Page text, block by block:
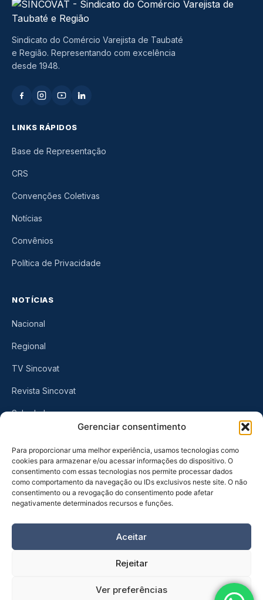
Gerenciar consentimento
Para proporcionar uma melhor experiência, usamos tecnologias como
cookies para armazenar e/ou acessar informações do dispositivo. O
consentimento com essas tecnologias nos permite processar dados
como comportamento da navegação ou IDs exclusivos neste site. O não
consentimento ou a revogação do consentimento pode afetar
negativamente determinados recursos e funções.
Aceitar
Rejeitar
Ver preferências
Sindicato do Comércio Varejista de Taubaté
e Região. Representando com excelência
desde 1948.
LINKS RÁPIDOS
Base de Representação
CRS
Convenções Coletivas
Notícias
Convênios
Política de Privacidade
NOTÍCIAS
Nacional
Regional
TV Sincovat
Revista Sincovat
Sala de Imprensa
CONTATO
Rua Visconde do Rio Branco, 461
Centro, Taubaté-SP
(12) 3632-6570